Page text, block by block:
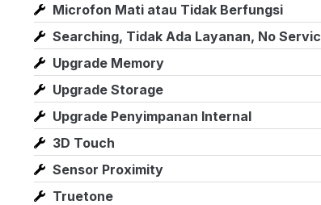
Microfon Mati atau Tidak Berfungsi
Searching, Tidak Ada Layanan, No
Upgrade Memory
Upgrade Storage
Upgrade Penyimpanan Internal
3D Touch
Sensor Proximity
Truetone